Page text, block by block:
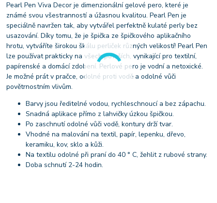
Pearl Pen Viva Decor je dimenzionální gelové pero, které je
známé svou všestranností a úžasnou kvalitou. Pearl Pen je
speciálně navržen tak, aby vytvářel perfektně kulaté perly bez
usazování. Díky tomu, že je špička ze špičkového aplikačního
hrotu, vytváříte širokou škálu perliček různých velikostí! Pearl Pen
lze používat prakticky na všech površích, vynikající pro textilní,
papírenské a domácí zdobení. Perlové pero je vodní a netoxické.
Je možné prát v pračce, odolné proti vodě a odolné vůči
povětrnostním vlivům.
Barvy jsou ředitelné vodou, rychleschnoucí a bez zápachu.
Snadná aplikace přímo z lahvičky úzkou špičkou.
Po zaschnutí odolné vůči vodě, kontury drží tvar.
Vhodné na malování na textil, papír, lepenku, dřevo,
keramiku, kov, sklo a kůži.
Na textilu odolné při praní do 40 ° C, žehlit z rubové strany.
Doba schnutí 2-24 hodin.